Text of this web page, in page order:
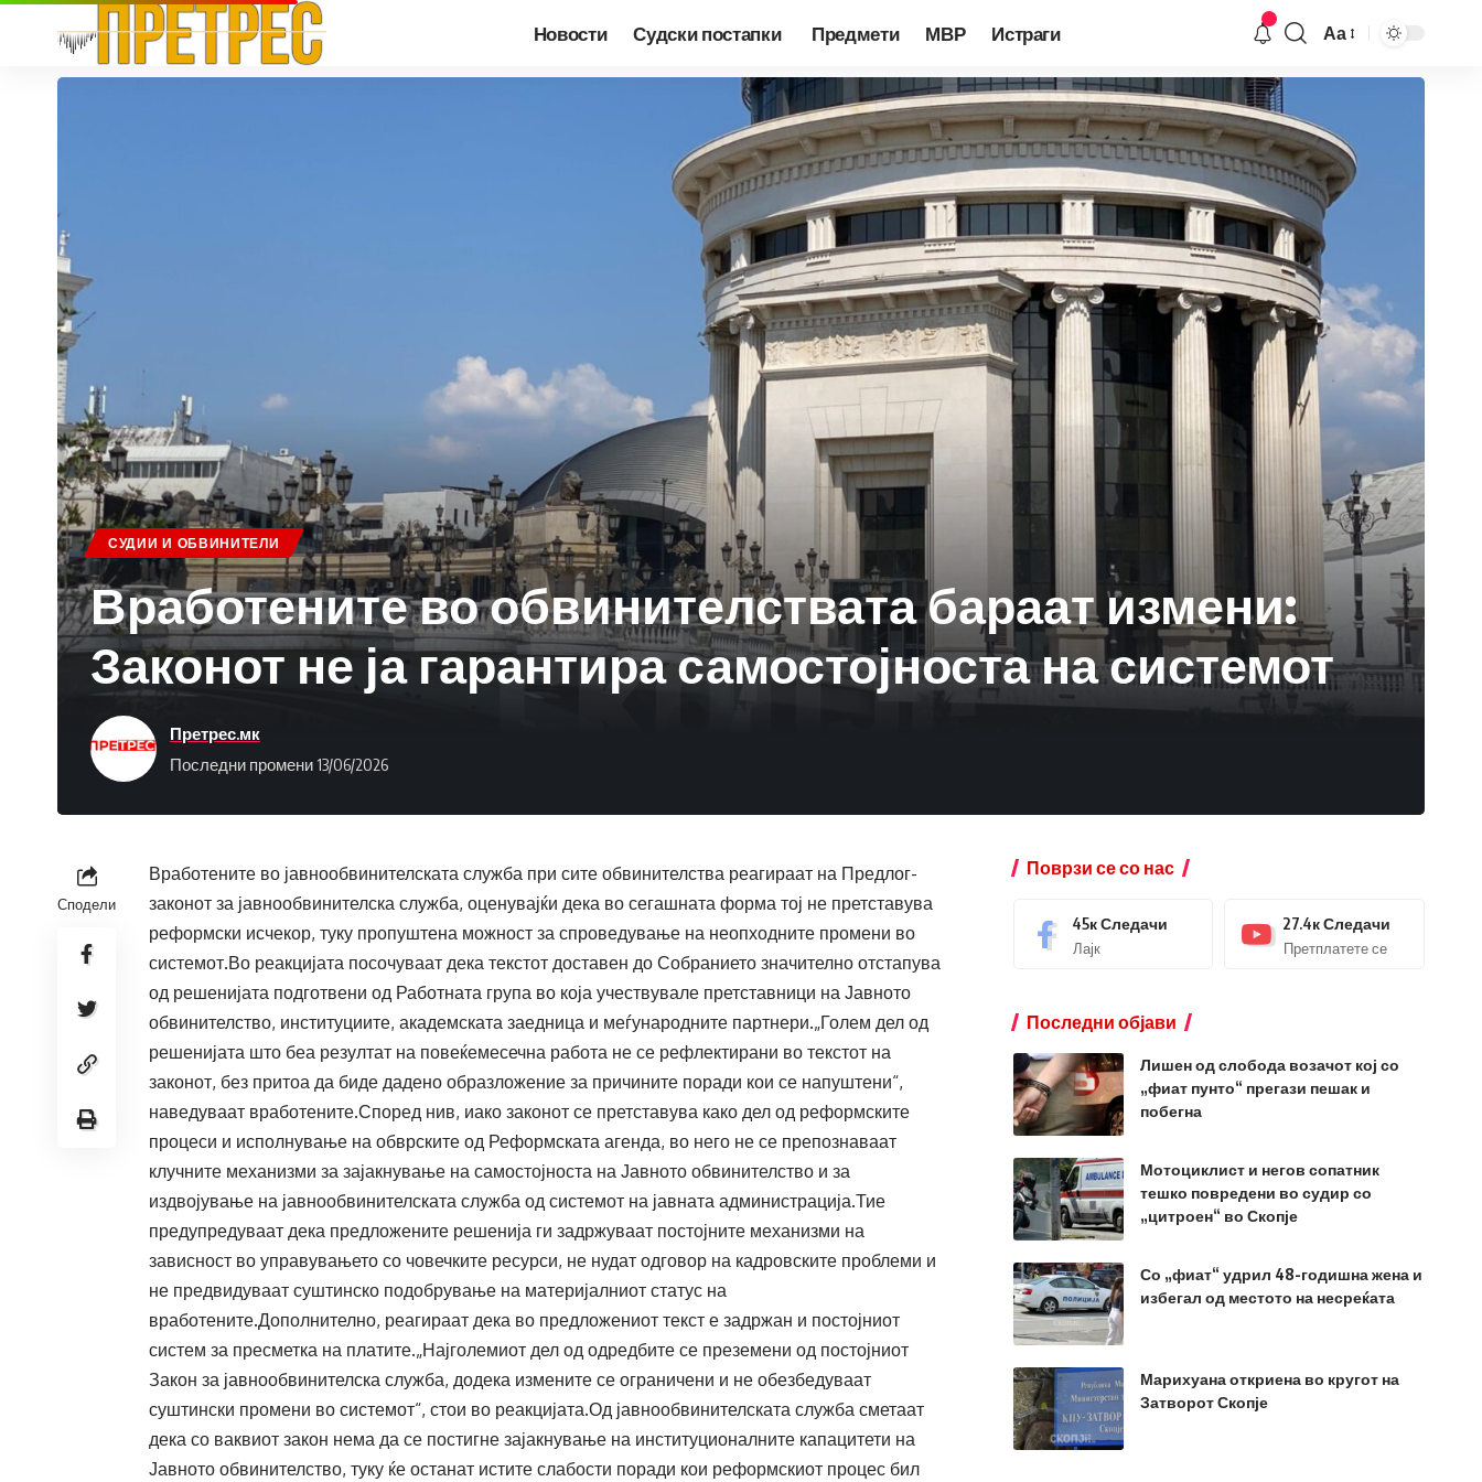
Новости Судски постапки Предмети МВР Истраги Аа
СУДИИ И ОБВИНИТЕЛИ
Вработените во обвинителствата бараат измени:
Законот не ја гарантира самостојноста на системот
Последни промени 13/06/2026
Претрес.мк
Сподели
Вработените во јавнообвинителската служба при сите обвинителства реагираат на Предлог-
законот за јавнообвинителска служба, оценувајќи дека во сегашната форма тој не претставува
реформски исчекор, туку пропуштена можност за спроведување на неопходните промени во
системот.Во реакцијата посочуваат дека текстот доставен до Собранието значително отстапува
од решенијата подготвени од Работната група во која учествувале претставници на Јавното
обвинителство, институциите, академската заедница и меѓународните партнери.„Голем дел од
решенијата што беа резултат на повеќемесечна работа не се рефлектирани во текстот на
законот, без притоа да биде дадено образложение за причините поради кои се напуштени“,
наведуваат вработените.Според нив, иако законот се претставува како дел од реформските
процеси и исполнување на обврските од Реформската агенда, во него не се препознаваат
клучните механизми за зајакнување на самостојноста на Јавното обвинителство и за
издвојување на јавнообвинителската служба од системот на јавната администрација.Тие
предупредуваат дека предложените решенија ги задржуваат постојните механизми на
зависност во управувањето со човечките ресурси, не нудат одговор на кадровските проблеми и
не предвидуваат суштинско подобрување на материјалниот статус на
вработените.Дополнително, реагираат дека во предложениот текст е задржан и постојниот
систем за пресметка на платите.„Најголемиот дел од одредбите се преземени од постојниот
Закон за јавнообвинителска служба, додека измените се ограничени и не обезбедуваат
суштински промени во системот“, стои во реакцијата.Од јавнообвинителската служба сметаат
дека со ваквиот закон нема да се постигне зајакнување на институционалните капацитети на
Јавното обвинителство, туку ќе останат истите слабости поради кои реформскиот процес бил
Поврзи се со нас
45кСледачи
Лајк
27.4кСледачи
Претплатете се
Последни објави
Лишен од слобода возачот кој со
„фиат пунто“ прегази пешак и
побегна
Мотоциклист и негов сопатник
тешко повредени во судир со
„цитроен“ во Скопје
Со „фиат“ удрил 48-годишна жена и
избегал од местото на несреќата
Марихуана откриена во кругот на
Затворот Скопје